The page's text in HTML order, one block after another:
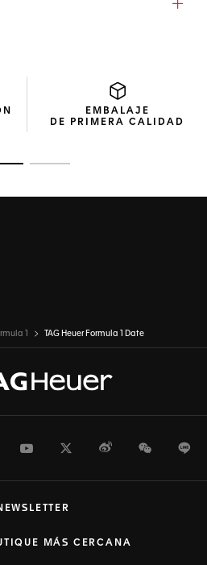
EMBALAJE
DE PRIMERA CALIDAD
1 TAG Heuer Formula 1 Date
PinterestYoutubeTwitterWeiboWeChat
MÁS CERCANA